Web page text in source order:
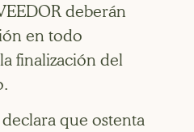
deberán
en todo
finalización del
declara que ostenta